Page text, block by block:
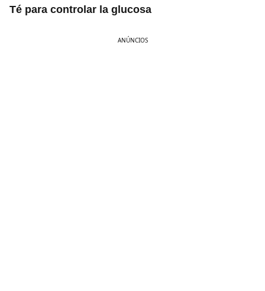
Té para controlar la glucosa
ANÚNCIOS